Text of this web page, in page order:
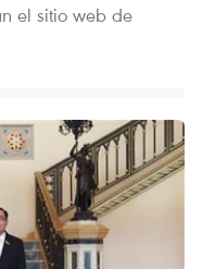
el sitio web de